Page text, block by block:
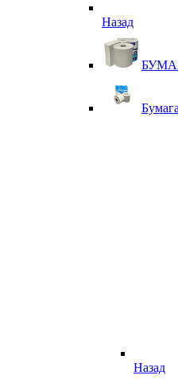
Назад
Назад